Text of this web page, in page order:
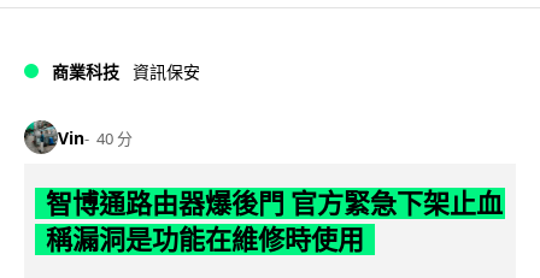
商業科技 資訊保安
Vin 40 分
智博通路由器爆後門 官方緊急下架止血
稱漏洞是功能在維修時使用